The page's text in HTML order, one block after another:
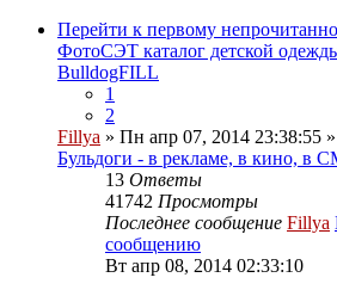
Перейти к первому
ФотоСЭТ каталог детской
BulldogFILL
1
2
Fillya » Пн апр 07, 2014 23:38:55
Бульдоги - в рекламе, в кино, в
13 Ответы
41742 Просмотры
Последнее сообщение Fillya
сообщению
Вт апр 08, 2014 02:33:10